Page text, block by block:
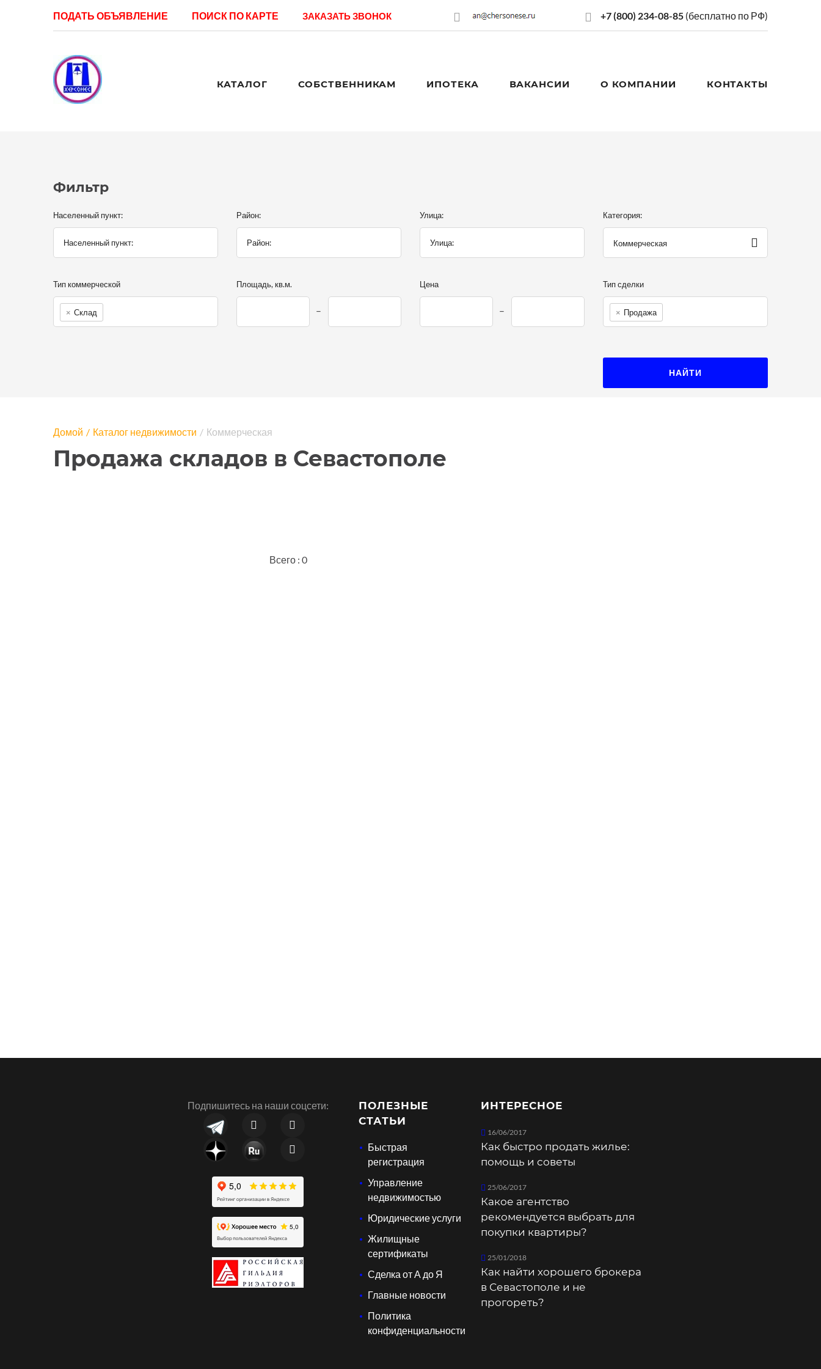
ПОДАТЬ ОБЪЯВЛЕНИЕ ПОИСК ПО КАРТЕ ЗАКАЗАТЬ ЗВОНОК +7 (800) 234-08-85 (бесплатно по РФ)
КАТАЛОГ СОБСТВЕННИКАМ ИПОТЕКА ВАКАНСИИ О КОМПАНИИ КОНТАКТЫ
Фильтр
Населенный пункт: Район: Улица: Категория:
Коммерческая
Тип коммерческой
× Склад
Площадь, кв.м. Цена Тип сделки
× Продажа
НАЙТИ
Продажа складов в Севастополе
Домой Каталог недвижимости Коммерческая
Всего : 0
ИНТЕРЕСНОЕ
16/06/2017
Как быстро продать жилье:
помощь и советы
25/06/2017
Какое агентство
рекомендуется выбрать для
покупки квартиры?
25/01/2018
Как найти хорошего брокера
в Севастополе и не
прогореть?
ПОЛЕЗНЫЕ
СТАТЬИ
Быстрая
регистрация
Управление
недвижимостью
Юридические услуги
Жилищные
сертификаты
Сделка от А до Я
Главные новости
Политика
конфиденциальности
Подпишитесь на наши соцсети: